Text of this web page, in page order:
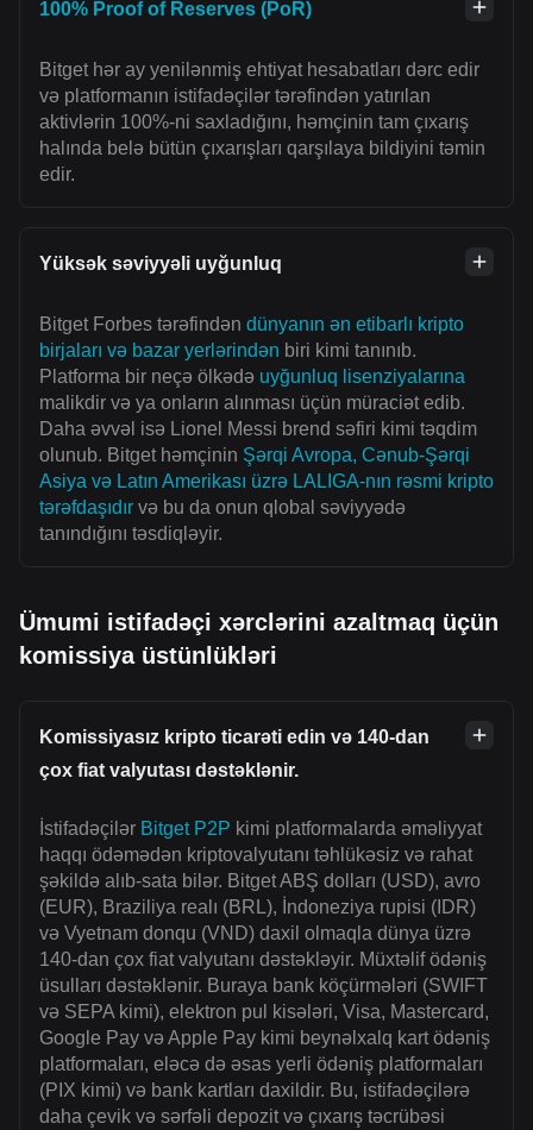
100% Proof of Reserves (PoR)
Bitget hər ay yenilənmiş ehtiyat hesabatları dərc edir
və platformanın istifadəçilər tərəfindən yatırılan
aktivlərin 100%-ni saxladığını, həmçinin tam çıxarış
halında belə bütün çıxarışları qarşılaya bildiyini təmin
edir.
Yüksək səviyyəli uyğunluq
Bitget Forbes tərəfindən dünyanın ən etibarlı kripto
birjaları və bazar yerlərindən biri kimi tanınıb.
Platforma bir neçə ölkədə uyğunluq lisenziyalarına
malikdir və ya onların alınması üçün müraciət edib.
Daha əvvəl isə Lionel Messi brend səfiri kimi təqdim
olunub. Bitget həmçinin Şərqi Avropa, Cənub-Şərqi
Asiya və Latın Amerikası üzrə LALIGA-nın rəsmi kripto
tərəfdaşıdır və bu da onun qlobal səviyyədə
tanındığını təsdiqləyir.
Ümumi istifadəçi xərclərini azaltmaq üçün
komissiya üstünlükləri
Komissiyasız kripto ticarəti edin və 140-dan
çox fiat valyutası dəstəklənir.
İstifadəçilər Bitget P2P kimi platformalarda əməliyyat
haqqı ödəmədən kriptovalyutanı təhlükəsiz və rahat
şəkildə alıb-sata bilər. Bitget ABŞ dolları (USD), avro
(EUR), Braziliya realı (BRL), İndoneziya rupisi (IDR)
və Vyetnam donqu (VND) daxil olmaqla dünya üzrə
140-dan çox fiat valyutanı dəstəkləyir. Müxtəlif ödəniş
üsulları dəstəklənir. Buraya bank köçürmələri (SWIFT
və SEPA kimi), elektron pul kisələri, Visa, Mastercard,
Google Pay və Apple Pay kimi beynəlxalq kart ödəniş
platformaları, eləcə də əsas yerli ödəniş platformaları
(PIX kimi) və bank kartları daxildir. Bu, istifadəçilərə
daha çevik və sərfəli depozit və çıxarış təcrübəsi